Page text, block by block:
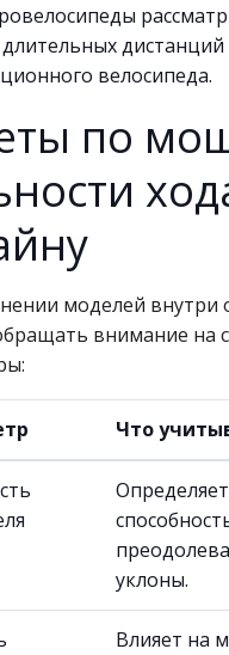
велосипеда.
по
моделей внутри
внимание на
Что
уклоны.
Влияет на